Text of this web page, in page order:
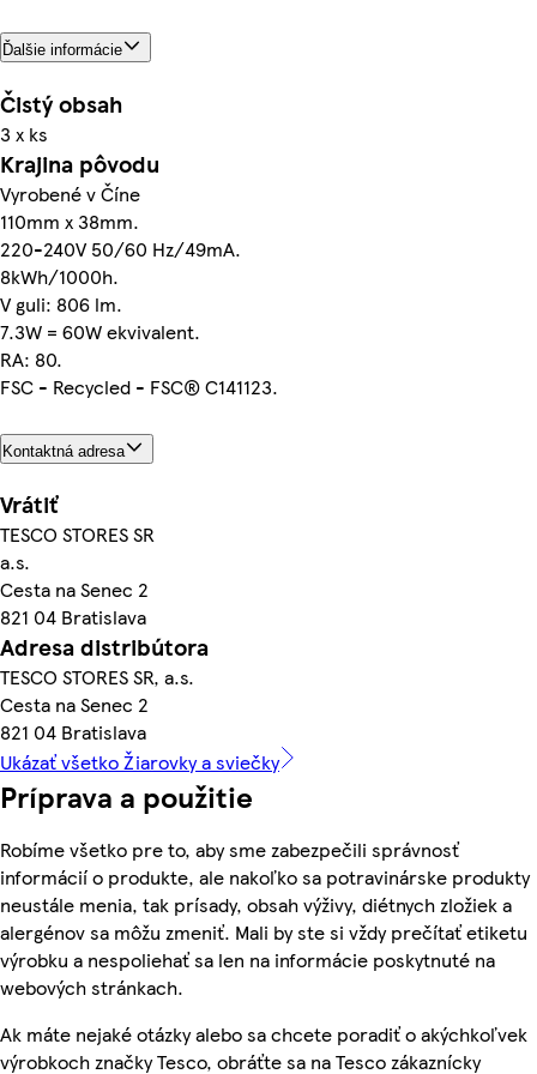
Ďalšie informácie
Čistý obsah
3 x ks
Krajina pôvodu
Vyrobené v Číne
110mm x 38mm.
220-240V 50/60 Hz/49mA.
8kWh/1000h.
V guli: 806 lm.
7.3W = 60W ekvivalent.
RA: 80.
FSC - Recycled - FSC® C141123.
Kontaktná adresa
Vrátiť
TESCO STORES SR
a.s.
Cesta na Senec 2
821 04 Bratislava
Adresa distribútora
TESCO STORES SR, a.s.
Cesta na Senec 2
821 04 Bratislava
Ukázať všetko Žiarovky a sviečky
Príprava a použitie
Robíme všetko pre to, aby sme zabezpečili správnosť
informácií o produkte, ale nakoľko sa potravinárske produkty
neustále menia, tak prísady, obsah výživy, diétnych zložiek a
alergénov sa môžu zmeniť. Mali by ste si vždy prečítať etiketu
výrobku a nespoliehať sa len na informácie poskytnuté na
webových stránkach.
Ak máte nejaké otázky alebo sa chcete poradiť o akýchkoľvek
výrobkoch značky Tesco, obráťte sa na Tesco zákaznícky